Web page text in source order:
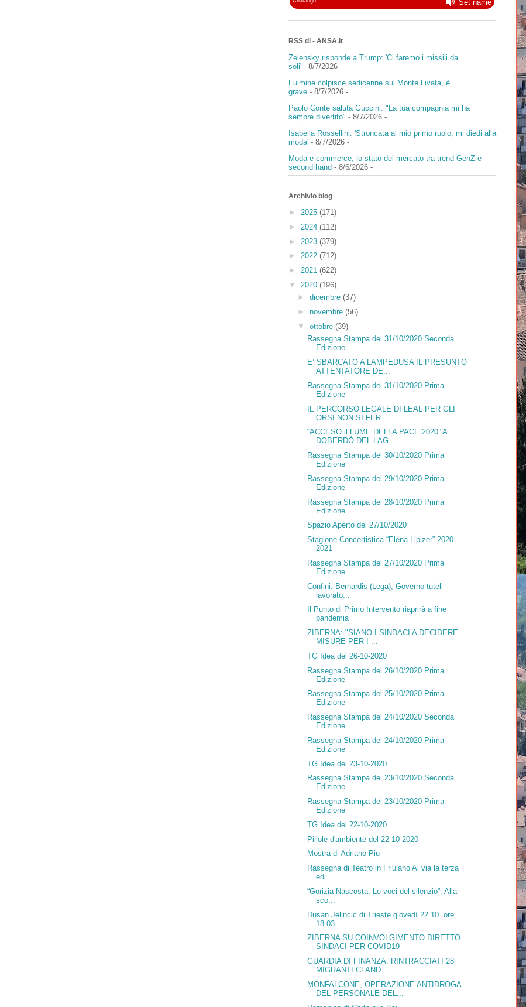
RSS di - ANSA.it
Zelensky risponde a Trump: 'Ci faremo i missili da
soli'- 8/7/2026-
Fulmine colpisce sedicenne sul Monte Livata, è
grave- 8/7/2026-
Paolo Conte saluta Guccini: "La tua compagnia mi ha
sempre divertito" - 8/7/2026-
Isabella Rossellini: 'Stroncata al mio primo ruolo, mi diedi alla
moda'- 8/7/2026-
Moda e-commerce, lo stato del mercato tra trend GenZ e
second hand - 8/6/2026-
Archivio blog
► 2025 (171)
► 2024 (112)
► 2023 (379)
► 2022 (712)
► 2021 (622)
▼ 2020 (196)
►dicembre(37)
►novembre(56)
▼ottobre(39)
Rassegna Stampa del 31/10/2020 Seconda
Edizione
E’ SBARCATO A LAMPEDUSA IL PRESUNTO
ATTENTATORE DE...
Rassegna Stampa del 31/10/2020 Prima
Edizione
IL PERCORSO LEGALE DI LEAL PER GLI
ORSI NON SI FER...
“ACCESO il LUME DELLA PACE 2020” A
DOBERDÒ DEL LAG...
Rassegna Stampa del 30/10/2020 Prima
Edizione
Rassegna Stampa del 29/10/2020 Prima
Edizione
Rassegna Stampa del 28/10/2020 Prima
Edizione
Spazio Aperto del 27/10/2020
Stagione Concertistica “Elena Lipizer” 2020-
2021
Rassegna Stampa del 27/10/2020 Prima
Edizione
Confini: Bernardis (Lega), Governo tuteli
lavorato...
Il Punto di Primo Intervento riaprirà a fine
pandemia
ZIBERNA: "SIANO I SINDACI A DECIDERE
MISURE PER I ...
TG Idea del 26-10-2020
Rassegna Stampa del 26/10/2020 Prima
Edizione
Rassegna Stampa del 25/10/2020 Prima
Edizione
Rassegna Stampa del 24/10/2020 Seconda
Edizione
Rassegna Stampa del 24/10/2020 Prima
Edizione
TG Idea del 23-10-2020
Rassegna Stampa del 23/10/2020 Seconda
Edizione
Rassegna Stampa del 23/10/2020 Prima
Edizione
TG Idea del 22-10-2020
Pillole d'ambiente del 22-10-2020
Mostra di Adriano Piu
Rassegna di Teatro in Friulano Al via la terza
edi...
“Gorizia Nascosta. Le voci del silenzio”. Alla
sco...
Dusan Jelincic di Trieste giovedì 22.10. ore
18.03...
ZIBERNA SU COINVOLGIMENTO DIRETTO
SINDACI PER COVID19
GUARDIA DI FINANZA: RINTRACCIATI 28
MIGRANTI CLAND...
MONFALCONE, OPERAZIONE ANTIDROGA
DEL PERSONALE DEL...